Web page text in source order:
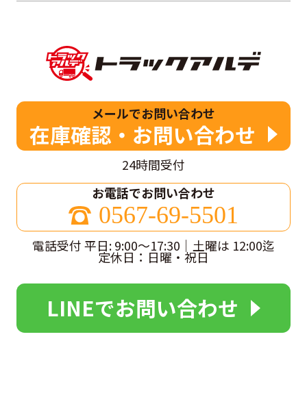
メールでお問い合わせ
在庫確認・お問い合わせ
24時間受付
お電話でお問い合わせ
0567-69-5501
電話受付 平日: 9:00～17:30｜土曜は 12:00迄
定休日：日曜・祝日
LINEでお問い合わせ